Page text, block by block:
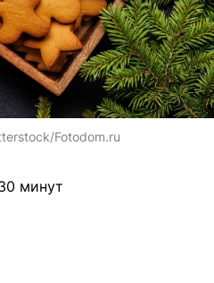
Fotodom.ru
минут